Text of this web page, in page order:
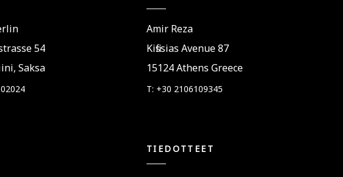
54
Saksa
Amir Reza
Kifissias Avenue 87
15124 Athens Greece
T: +30 2106109345
TIEDOTTEET